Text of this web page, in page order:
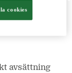
avsättning
cookies